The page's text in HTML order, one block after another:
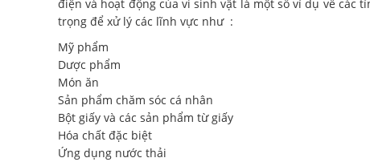
điện và hoạt động của vi sinh vật là một số ví dụ về
trọng để xử lý các lĩnh vực như :
Mỹ phẩm
Dược phẩm
Món ăn
Sản phẩm chăm sóc cá nhân
Bột giấy và các sản phẩm từ giấy
Hóa chất đặc biệt
Ứng dụng nước thải